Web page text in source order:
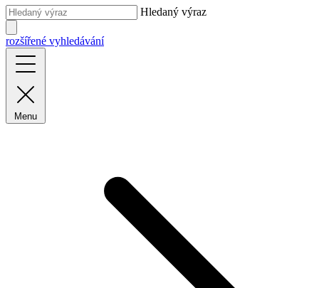
Hledaný výraz
rozšířené vyhledávání
Menu